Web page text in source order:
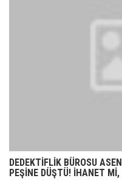
DEDEKTİFLİK BÜROSU
PEŞİNE DÜŞTÜ! İHANET